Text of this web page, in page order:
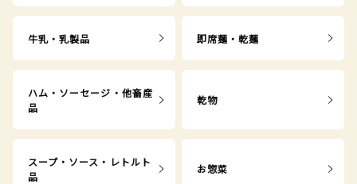
牛乳・乳製品 即席麺・乾麺
ハム・ソーセージ・他畜産
品
乾物
スープ・ソース・レトルト
品
お惣菜